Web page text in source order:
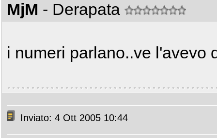
MjM - Derapata
i numeri parlano..ve l'avevo
Inviato: 4 Ott 2005 10:44